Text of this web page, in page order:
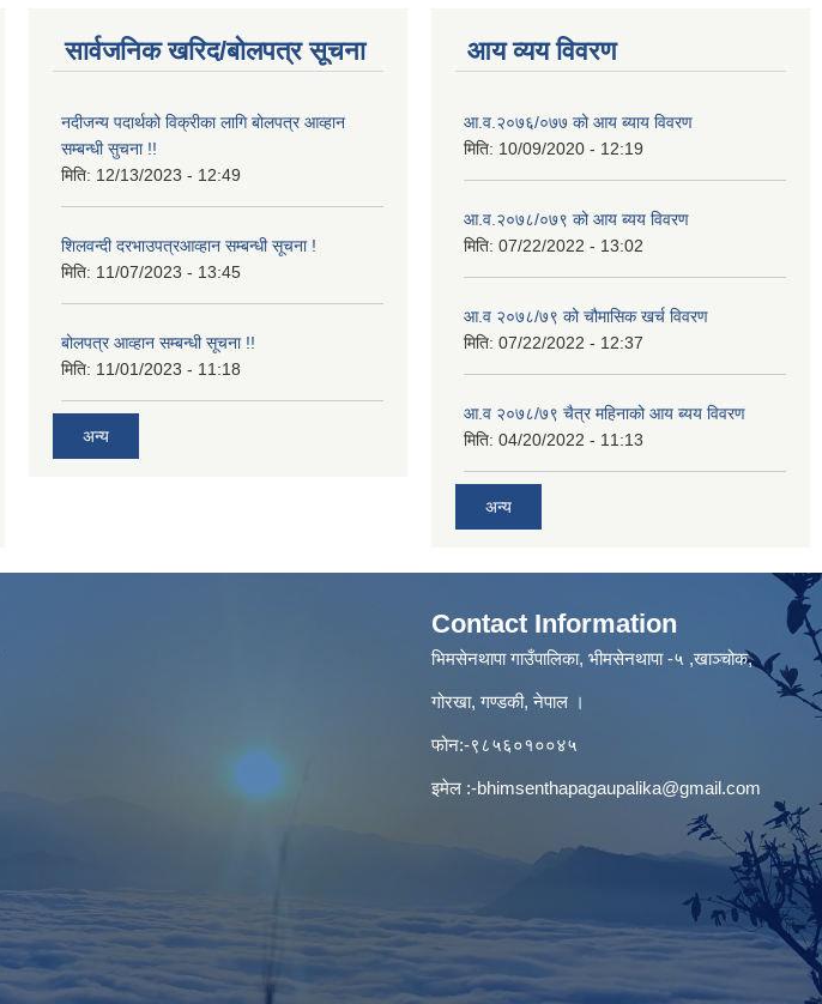
सार्वजनिक खरिद/बोलपत्र सूचना
नदीजन्य पदार्थको विक्रीका लागि बोलपत्र आव्हान
सम्बन्धी सुचना !!
मिति: 12/13/2023 - 12:49
शिलवन्दी दरभाउपत्रआव्हान सम्बन्धी सूचना !
मिति: 11/07/2023 - 13:45
बोलपत्र आव्हान सम्बन्धी सूचना !!
मिति: 11/01/2023 - 11:18
अन्य
आय व्यय विवरण
आ.व.२०७६/०७७ को आय ब्याय विवरण
मिति: 10/09/2020 - 12:19
आ.व.२०७८/०७९ को आय ब्यय विवरण
मिति: 07/22/2022 - 13:02
आ.व २०७८/७९ को चौमासिक खर्च विवरण
मिति: 07/22/2022 - 12:37
आ.व २०७८/७९ चैत्र महिनाको आय ब्यय विवरण
मिति: 04/20/2022 - 11:13
अन्य
Contact Information
भिमसेनथापा गाउँपालिका, भीमसेनथापा -५ ,खाञ्चोक,
गोरखा, गण्डकी, नेपाल ।
फोन:-९८५६०१००४५
इमेल :-bhimsenthapagaupalika@gmail.com